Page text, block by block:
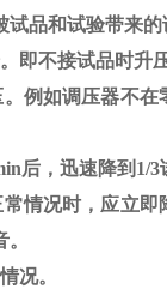
品和试验带来的
即不接试品时升
例如调压器不
后，迅速降到 1/3
情况时，应立即
况。